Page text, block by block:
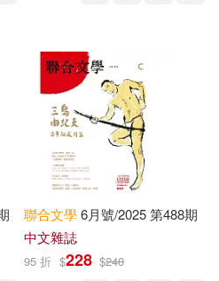
Wilson(6789)
Davis(6681)
Books(5
遠流(5638)
聯合文學6月號/2025 第488期
中文雜誌
95 折 $228 $240